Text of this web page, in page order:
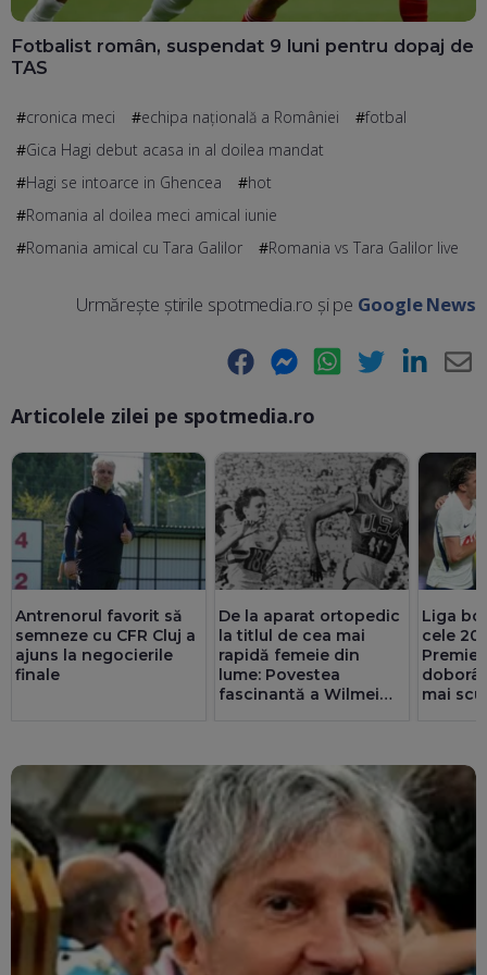
Fotbalist român, suspendat 9 luni pentru dopaj de
TAS
cronica meci echipa națională a României
fotbal
Gica Hagi debut acasa in al doilea mandat
Hagi se intoarce in Ghencea
hot
Romania al doilea meci amical iunie
Romania amical cu Tara Galilor
Romania vs Tara Galilor live
Urmărește știrile spotmedia.ro și pe Google News
Facebook Messenger WhatsApp Twitter LinkedIn
Articolele zilei pe spotmedia.ro
Antrenorul favorit să
semneze cu CFR Cluj a
ajuns la negocierile
finale
De la aparat ortopedic
la titlul de cea mai
rapidă femeie din
lume: Povestea
fascinantă a Wilmei
Liga
cele 20
mai